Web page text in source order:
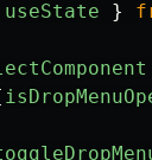
useState }